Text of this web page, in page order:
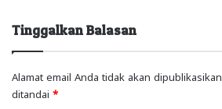
Tinggalkan Balasan
Alamat email Anda tidak akan dipublikasikan.
ditandai *